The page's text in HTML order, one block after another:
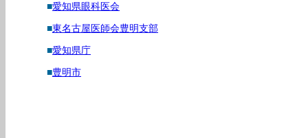
■愛知県眼科医会
■東名古屋医師会豊明支部
■愛知県庁
■豊明市